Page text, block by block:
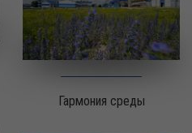
Гармония среды